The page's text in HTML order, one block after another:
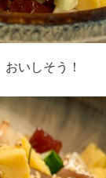
いしそう！